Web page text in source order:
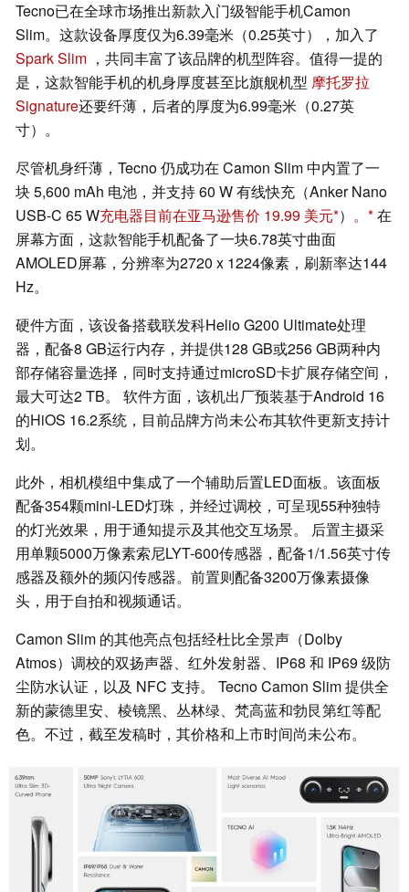
Tecno已在全球市场推出新款入门级智能手机Camon
Slim。这款设备厚度仅为6.39毫米（0.25英寸），加入了
Spark Slim ，共同丰富了该品牌的机型阵容。值得一提的
是，这款智能手机的机身厚度甚至比旗舰机型 摩托罗拉
Signature还要纤薄，后者的厚度为6.99毫米（0.27英
寸）。
尽管机身纤薄，Tecno 仍成功在 Camon Slim 中内置了一
块 5,600 mAh 电池，并支持 60 W 有线快充（Anker Nano
USB-C 65 W充电器目前在亚马逊售价 19.99 美元 ） 。
在
屏幕方面，这款智能手机配备了一块6.78英寸曲面
AMOLED屏幕，分辨率为2720 x 1224像素，刷新率达144
Hz。
硬件方面，该设备搭载联发科Helio G200 Ultimate处理
器，配备8 GB运行内存，并提供128 GB或256 GB两种内
部存储容量选择，同时支持通过microSD卡扩展存储空间，
最大可达2 TB。 软件方面，该机出厂预装基于Android 16
的HiOS 16.2系统，目前品牌方尚未公布其软件更新支持计
划。
此外，相机模组中集成了一个辅助后置LED面板。该面板
配备354颗mini-LED灯珠，并经过调校，可呈现55种独特
的灯光效果，用于通知提示及其他交互场景。 后置主摄采
用单颗5000万像素索尼LYT-600传感器，配备1/1.56英寸传
感器及额外的频闪传感器。前置则配备3200万像素摄像
头，用于自拍和视频通话。
Camon Slim 的其他亮点包括经杜比全景声（Dolby
Atmos）调校的双扬声器、红外发射器、IP68 和 IP69 级防
尘防水认证，以及 NFC 支持。 Tecno Camon Slim 提供全
新的蒙德里安、棱镜黑、丛林绿、梵高蓝和勃艮第红等配
色。不过，截至发稿时，其价格和上市时间尚未公布。